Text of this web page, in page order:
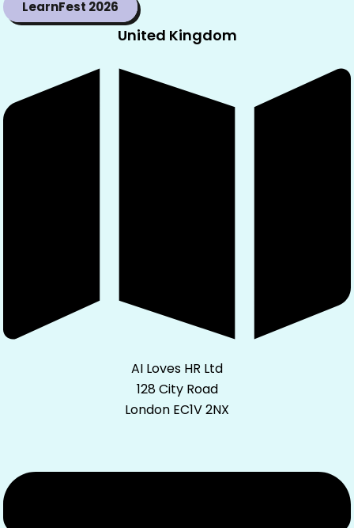
LearnFest 2026
United Kingdom
AI Loves HR Ltd
128 City Road
London EC1V 2NX